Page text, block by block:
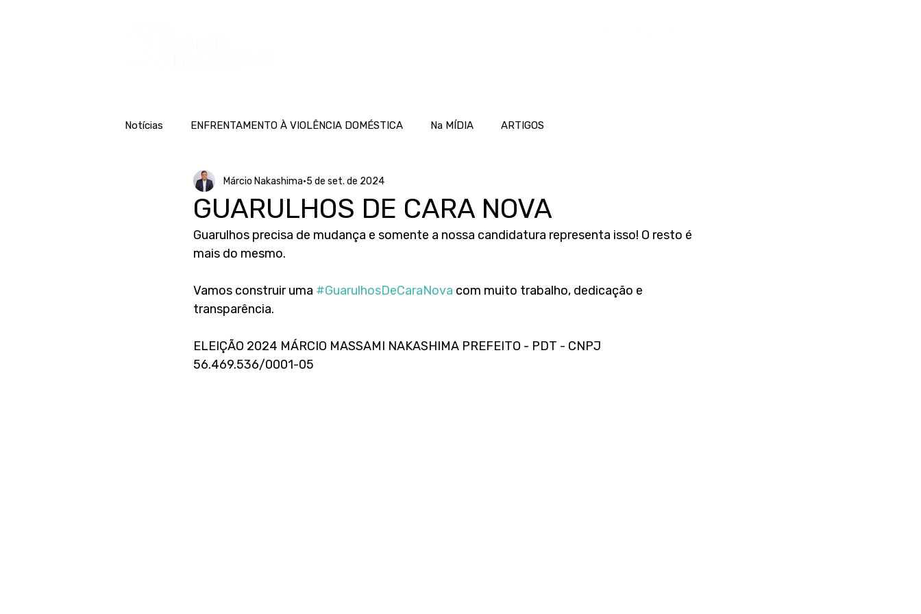
Notícias ENFRENTAMENTO À VIOLÊNCIA DOMÉSTICA Na MÍDIA ARTIGOS
GUARULHOS DE CARA NOVA
Márcio Nakashima 5 de set. de 2024
Guarulhos precisa de mudança e somente a nossa candidatura representa isso! O resto é
mais do mesmo.
Vamos construir uma #GuarulhosDeCaraNova com muito trabalho, dedicação e
transparência.
ELEIÇÃO 2024 MÁRCIO MASSAMI NAKASHIMA PREFEITO - PDT - CNPJ
56.469.536/0001-05